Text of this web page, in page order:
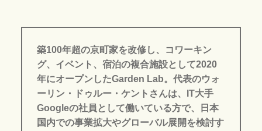
築100年超の京町家を改修し、コワーキン
グ、イベント、宿泊の複合施設として2020
年にオープンしたGarden Lab。代表のウォ
ーリン・ドゥルー・ケントさんは、IT大手
Googleの社員として働いている方で、日本
国内での事業拡大やグローバル展開を検討す